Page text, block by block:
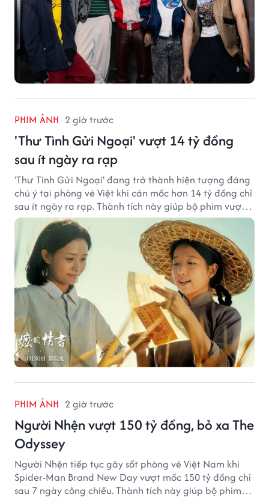
PHIM ẢNH 2 giờ trước
'Thư Tình Gửi Ngoại' vượt 14 tỷ đồng
sau ít ngày ra rạp
'Thư Tình Gửi Ngoại' đang trở thành hiện tượng đáng
chú ý tại phòng vé Việt khi cán mốc hơn 14 tỷ đồng chỉ
sau ít ngày ra rạp. Thành tích này giúp bộ phim vượt
kỳ vọng ban đầu và duy trì sức hút giữa cuộc cạnh
tranh của nhiều tác phẩm lớn.
PHIM ẢNH 2 giờ trước
Người Nhện vượt 150 tỷ đồng, bỏ xa The
Odyssey
Người Nhện tiếp tục gây sốt phòng vé Việt Nam khi
Spider-Man Brand New Day vượt mốc 150 tỷ đồng chỉ
sau 7 ngày công chiếu. Thành tích này giúp bộ phim